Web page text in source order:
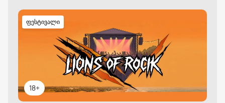
18+
ფესტივალი